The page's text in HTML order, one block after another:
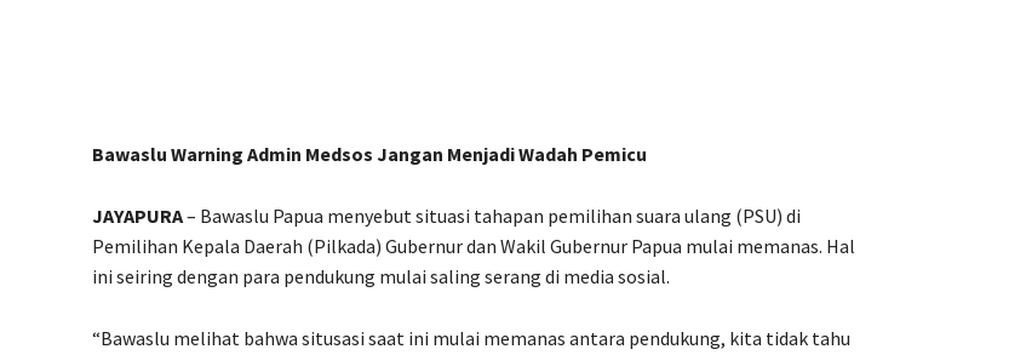
Bawaslu Warning Admin Medsos Jangan Menjadi Wadah Pemicu
JAYAPURA– Bawaslu Papua menyebut situasi tahapan pemilihan suara ulang (PSU) di
Pemilihan Kepala Daerah (Pilkada) Gubernur dan Wakil Gubernur Papua mulai memanas. Hal
ini seiring dengan para pendukung mulai saling serang di media sosial.
“Bawaslu melihat bahwa situsasi saat ini mulai memanas antara pendukung, kita tidak tahu